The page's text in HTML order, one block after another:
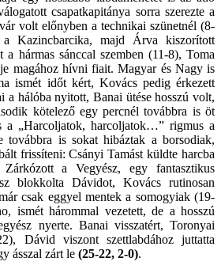
csapatkapitánya sorra szerezte a
volt előnyben a technikai szünetnél (8-
Kazincbarcika, majd Árva kiszorított
a hármas sánccal szemben (11-8), Toma
magához hívni fiait. Magyar és Nagy is
ismét időt kért, Kovács pedig érkezett
a hálóba nyitott, Banai ütése hosszú volt,
kötelező egy percnél továbbra is öt
a „Harcoljatok, harcoljatok…” rigmus a
továbbra is sokat hibáztak a borsodiak,
frissíteni: Csányi Tamást küldte harcba
a Vegyész, egy fantasztikus
blokkolta Dávidot, Kovács rutinosan
csak eggyel mentek a somogyiak (19-
ismét hárommal vezetett, de a hosszú
nyerte. Banai visszatért, Toronyai
Dávid viszont szettlabdához juttatta
ásszal zárt le (25-22, 2-0).